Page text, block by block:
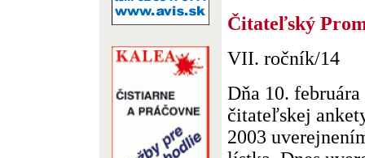
Čitateľský
VII. ročník/14
Dňa 10.
čitateľskej
2003